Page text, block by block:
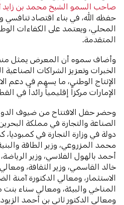
صاحب السمو الشيخ محمد بن زايد
حفظه الله، في بناء اقتصاد تنافسي
المحلي، ويعتمد على الكفاءات
المتقدمة.
وأضاف سموه أن المعرض يمثل
الخبرات وتعزيز الشراكات
الإنتاج الوطني، ما يسهم في دعم
الإمارات مركزاً إقليمياً رائداً في
وحضر حفل الافتتاح من ضيوف
الصناعة والتجارة في مملكة
دولة في وزارة التجارة في
محمد المزروعي، وزير الطاقة
أحمد بالهول الفلاسي، وزير
خالد القاسمي، وزير الثقافة،
الاستثمار، ومعالي الدكتورة آمنة
المناخي والبيئة، ومعالي سناء
ومعالي الدكتور ثاني بن أحمد